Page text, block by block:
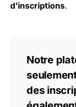
d’inscriptions.
Notre
des